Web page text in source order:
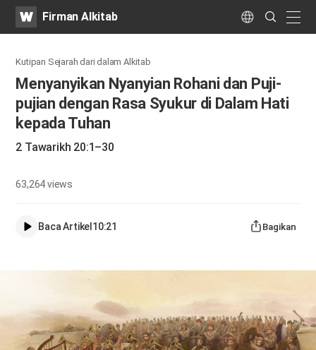
WATVFirman Alkitab Language
Search
Submit
Kutipan Sejarah dari dalam Alkitab
Menyanyikan Nyanyian Rohani dan Puji-
pujian dengan Rasa Syukur di Dalam Hati
kepada Tuhan
2 Tawarikh 20:1–30
63,264views
Baca Artikel10:21 Bagikan